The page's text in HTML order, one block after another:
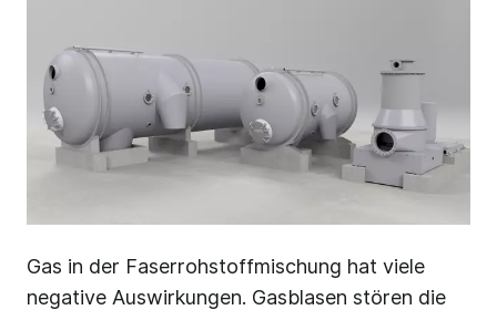
Gas in der Faserrohstoffmischung hat viele
negative Auswirkungen. Gasblasen stören die